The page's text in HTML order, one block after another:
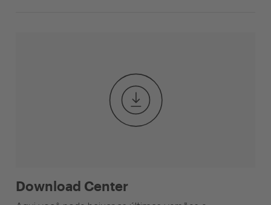
Download Center